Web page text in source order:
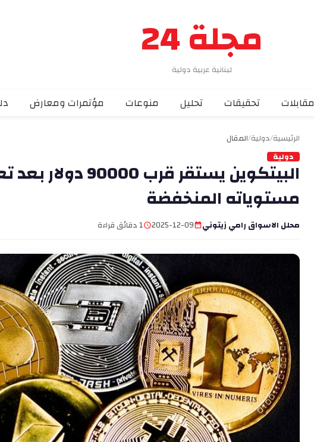
مجلة 24
لبنانية عربية دولية
مقابلات تحقيقات تحليل منوعات مؤتمرات ومعارض
الرئيسية/دولية/المقال
دولية
البيتكوين يستقر قرب
مستوياته المنخفضة
محلل الاسواق رامي زيتوني 2025-12-09 1 دقائق قراءة